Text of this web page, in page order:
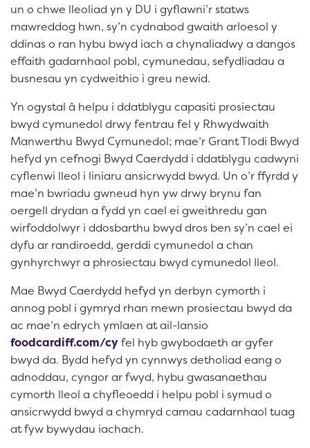
un o chwe lleoliad yn y DU i gyflawni’r statws
mawreddog hwn, sy’n cydnabod gwaith arloesol y
ddinas o ran hybu bwyd iach a chynaliadwy a dangos
effaith gadarnhaol pobl, cymunedau, sefydliadau a
busnesau yn cydweithio i greu newid.
Yn ogystal â helpu i ddatblygu capasiti prosiectau
bwyd cymunedol drwy fentrau fel y Rhwydwaith
Manwerthu Bwyd Cymunedol; mae’r Grant Tlodi Bwyd
hefyd yn cefnogi Bwyd Caerdydd i ddatblygu cadwyni
cyflenwi lleol i liniaru ansicrwydd bwyd. Un o’r ffyrdd y
mae’n bwriadu gwneud hyn yw drwy brynu fan
oergell drydan a fydd yn cael ei gweithredu gan
wirfoddolwyr i ddosbarthu bwyd dros ben sy’n cael ei
dyfu ar randiroedd, gerddi cymunedol a chan
gynhyrchwyr a phrosiectau bwyd cymunedol lleol.
Mae Bwyd Caerdydd hefyd yn derbyn cymorth i
annog pobl i gymryd rhan mewn prosiectau bwyd da
ac mae’n edrych ymlaen at ail-lansio
foodcardiff.com/cyfel hyb gwybodaeth ar gyfer
bwyd da. Bydd hefyd yn cynnwys detholiad eang o
adnoddau, cyngor ar fwyd, hybu gwasanaethau
cymorth lleol a chyfleoedd i helpu pobl i symud o
ansicrwydd bwyd a chymryd camau cadarnhaol tuag
at fyw bywydau iachach.